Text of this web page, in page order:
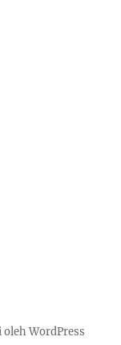
oleh WordPress